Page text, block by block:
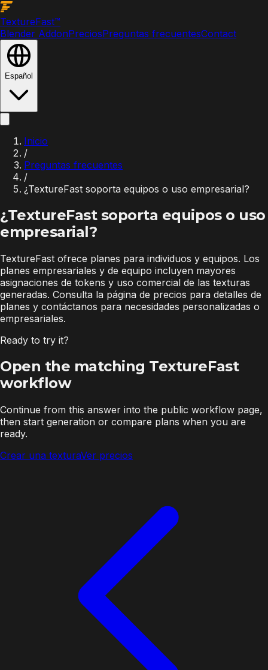
TextureFast™
Blender AddonPreciosPreguntas frecuentesContact
Español
Inicio
/
Preguntas frecuentes
/
¿TextureFast soporta equipos o uso empresarial?
¿TextureFast soporta equipos o uso
empresarial?
TextureFast ofrece planes para individuos y equipos. Los
planes empresariales y de equipo incluyen mayores
asignaciones de tokens y uso comercial de las texturas
generadas. Consulta la página de precios para detalles de
planes y contáctanos para necesidades personalizadas o
empresariales.
Ready to try it?
Open the matching TextureFast
workflow
Continue from this answer into the public workflow page,
then start generation or compare plans when you are
ready.
Crear una texturaVer precios